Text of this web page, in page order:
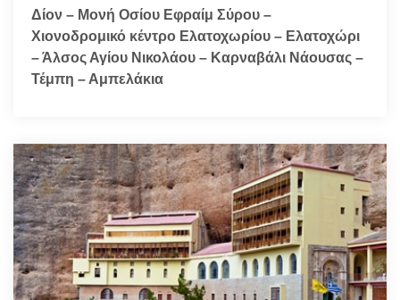
Δίον – Μονή Οσίου Εφραίμ Σύρου –
Χιονοδρομικό κέντρο Ελατοχωρίου – Ελατοχώρι
– Άλσος Αγίου Νικολάου – Καρναβάλι Νάουσας –
Τέμπη – Αμπελάκια